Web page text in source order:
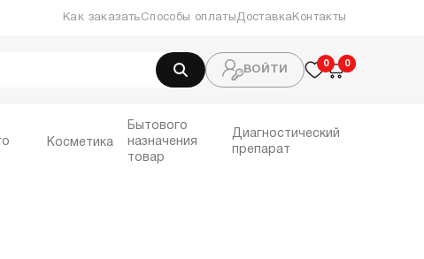
Как заказатьСпособы оплатыДоставкаКонтакты
ВОЙТИ
0 00
Косметика
Бытового
назначения
товар
Диагностический
препарат